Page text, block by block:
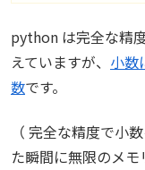
python は完全な精
えていますが、 小数
数です。
（ 完全な精度で小
た瞬間に無限のメモ